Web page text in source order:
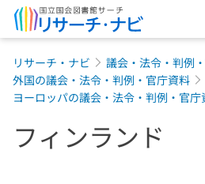
リサーチ・ナビ
議会・法令・判例
外国の議会・法令・判例・官庁資料
ヨーロッパの議会・法令・判例・官庁
フィンランド